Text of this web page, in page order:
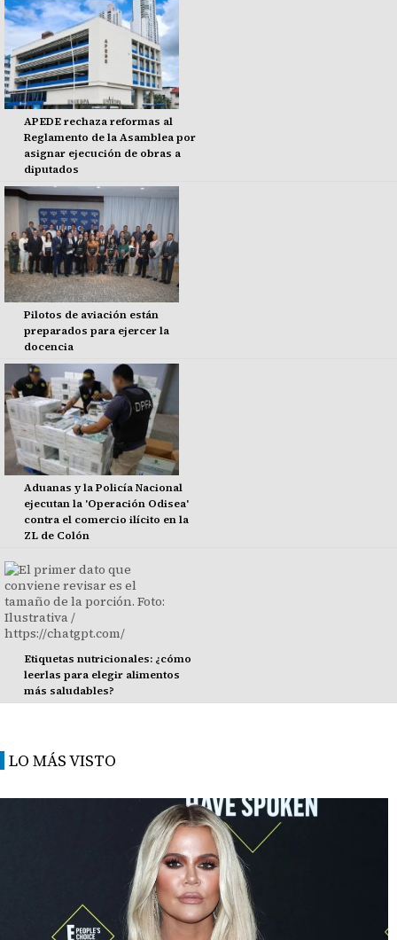
APEDE rechaza reformas al
Reglamento de la Asamblea por
asignar ejecución de obras a
diputados
Pilotos de aviación están
preparados para ejercer la
docencia
Aduanas y la Policía Nacional
ejecutan la 'Operación Odisea'
contra el comercio ilícito en la
ZL de Colón
Etiquetas nutricionales: ¿cómo
leerlas para elegir alimentos
más saludables?
LO MÁS VISTO